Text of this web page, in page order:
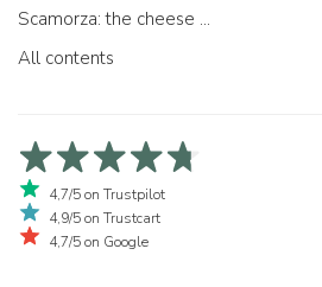
Scamorza: the cheese ...
All contents
4,7/5 on Trustpilot
4,9/5 on Trustcart
4,7/5 on Google